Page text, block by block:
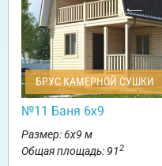
БРУС КАМЕРНОЙ СУШКИ
№11 Баня 6х9
Размер: 6х9 м
Общая площадь: 912